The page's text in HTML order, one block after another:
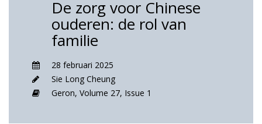
De zorg voor Chinese
ouderen: de rol van
familie
28 februari 2025
Sie Long Cheung
Geron, Volume 27, Issue 1